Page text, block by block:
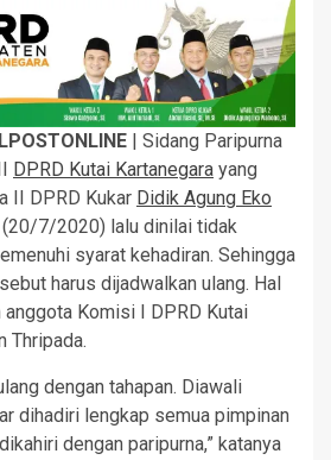
| Sidang Paripurna
DPRD Kutai Kartanegara yang
II DPRD Kukar Didik Agung Eko
(20/7/2020) lalu dinilai tidak
syarat kehadiran. Sehingga
harus dijadwalkan ulang. Hal
Komisi I DPRD Kutai
Thripada.
dengan tahapan. Diawali
dihadiri lengkap semua pimpinan
dengan paripurna,” katanya